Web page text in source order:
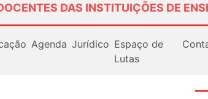
DAS INSTITUIÇÕES DE
Agenda Jurídico Espaço de
Lutas